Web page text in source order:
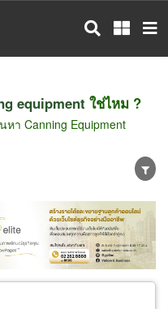
equipment ใช่ไหม ?
า Canning Equipment
ต
ตัวแทนจัดจำหน่าย
ร